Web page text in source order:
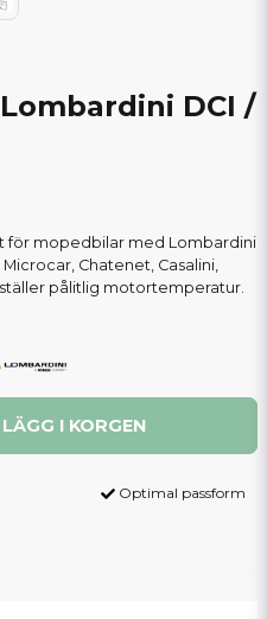
DCI /
för mopedbilar med Lombardini
Chatenet, Casalini,
pålitlig motortemperatur.
LÄGG I KORGEN
Optimal passform